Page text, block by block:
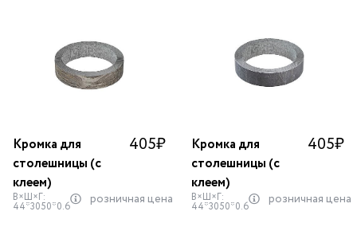
Кромка для
столешницы (с
клеем)
405₽
В×Ш×Г:
44*3050*0.6 розничная цена
Кромка для
столешницы (с
клеем)
405₽
В×Ш×Г:
44*3050*0.6 розничная цена